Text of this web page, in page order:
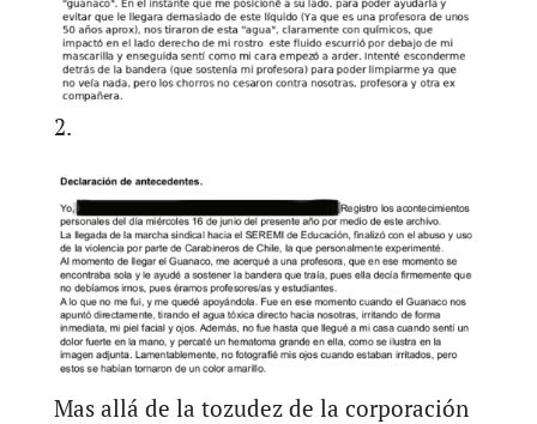
2.
Mas allá de la tozudez de la corporación